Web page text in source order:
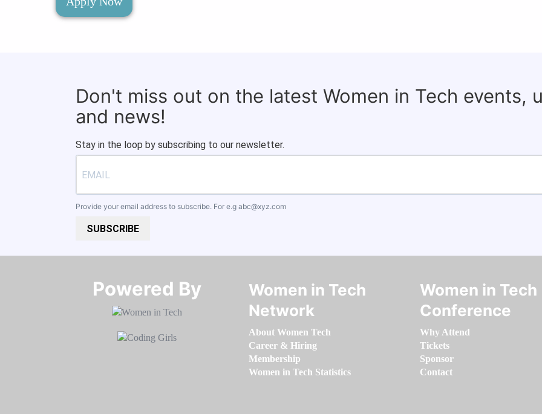
Don't miss out on the latest Women in Tech events,
and news!
Stay in the loop by subscribing to our newsletter.
Provide your email address to subscribe. For e.g abc@xyz.com
SUBSCRIBE
Powered By​​​​​​​
Women in Tech
Network
About Women Tech
Career & Hiring
Membership
Women in Tech Statistics
Women in Tech
Conference
Why Attend
Tickets
Sponsor
Contact